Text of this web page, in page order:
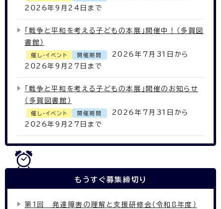
2026年9月24日まで
「戦争と平和を考える子どもの本展」開催中！（多賀図
書館）
催し・イベント 開催期間
2026年7月31日から
2026年9月27日まで
「戦争と平和を考える子どもの本展」開催のお知らせ
（多賀図書館）
催し・イベント 開催期間
2026年7月31日から
2026年9月27日まで
もうすぐ募集締切り
第1回 発達障害の理解と支援研修会（令和8年度）